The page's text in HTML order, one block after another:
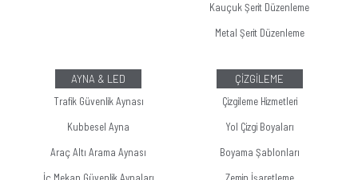
Kauçuk Şerit Düzenleme
Metal Şerit Düzenleme
AYNA & LED
Trafik Güvenlik Aynası
Kubbesel Ayna
Araç Altı Arama Aynası
ÇİZGİLEME
Çizgileme Hizmetleri
Yol Çizgi Boyaları
Boyama Şablonları